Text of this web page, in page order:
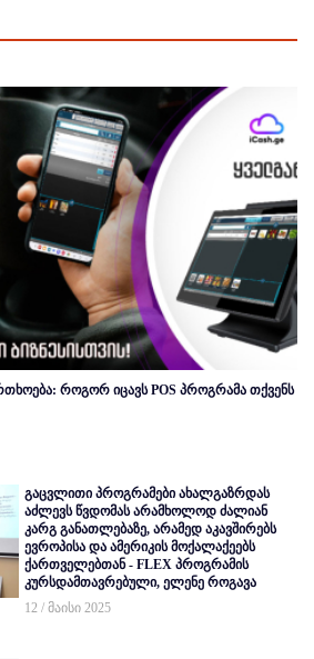
როგორ იცავს POS პროგრამა თქვენს
გაცვლითი პროგრამები ახალგაზრდას
აძლევს წვდომას არამხოლოდ ძალიან
კარგ განათლებაზე, არამედ აკავშირებს
ევროპისა და ამერიკის მოქალაქეებს
ქართველებთან - FLEX პროგრამის
კურსდამთავრებული, ელენე როგავა
12 / მაისი 2025